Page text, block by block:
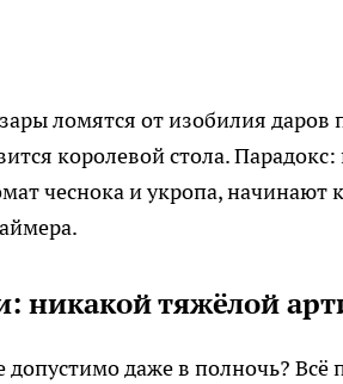
ломятся от изобилия даров
королевой стола.
чеснока и укропа, начинают
никакой тяжёлой
даже в полночь? Всё